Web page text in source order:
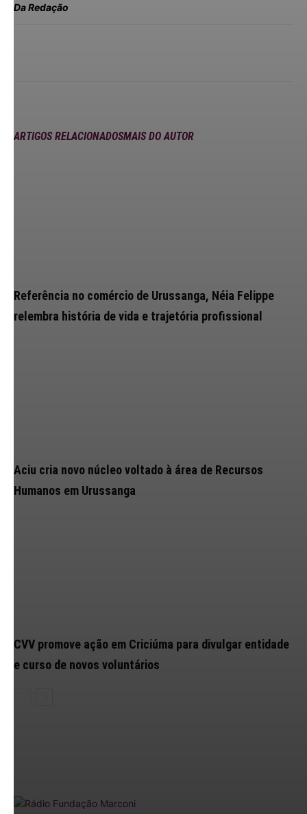
Da Redação
ARTIGOS RELACIONADOSMAIS DO AUTOR
Referência no comércio de Urussanga, Néia Felippe
relembra história de vida e trajetória profissional
Aciu cria novo núcleo voltado à área de Recursos
Humanos em Urussanga
CVV promove ação em Criciúma para divulgar entidade
e curso de novos voluntários